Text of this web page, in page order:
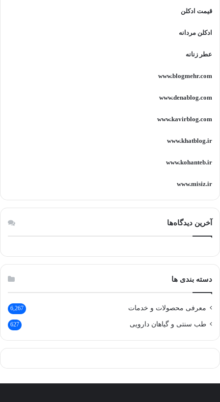
قیمت ادکلن
ادکلن مردانه
عطر زنانه
www.blogmehr.com
www.denablog.com
www.kavirblog.com
www.khatblog.ir
www.kohanteb.ir
www.misiz.ir
آخرین دیدگاه‌ها
دسته بندی ها
معرفی محصولات و خدمات 6,267
طب سنتی و گیاهان دارویی 627